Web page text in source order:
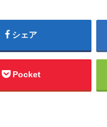
シェア
Pocket